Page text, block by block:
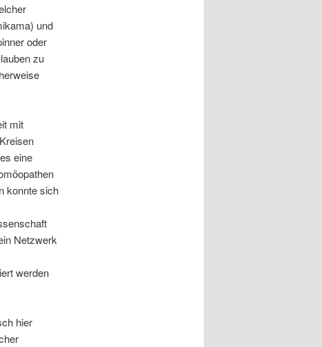
und
oder
zu
mit
eine
konnte sich
Netzwerk
werden
hier